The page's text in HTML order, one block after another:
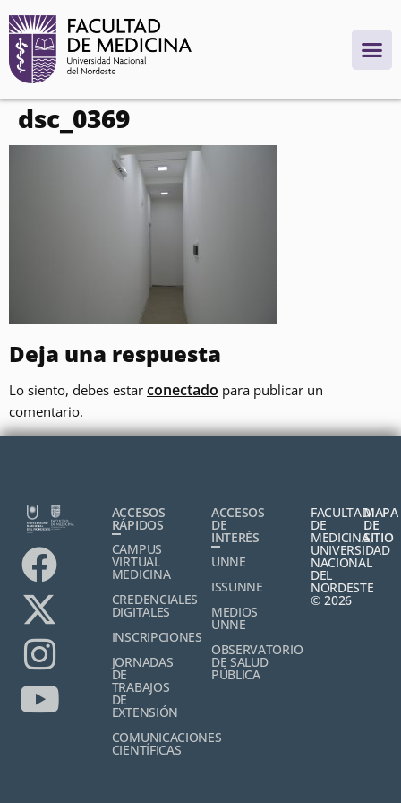
contenido
dsc_0369
Deja una respuesta
Lo siento, debes estar conectado para publicar un
comentario.
ACCESOS
RÁPIDOS
CAMPUS
VIRTUAL
MEDICINA
CREDENCIALES
DIGITALES
INSCRIPCIONES
JORNADAS
DE
TRABAJOS
DE
EXTENSIÓN
COMUNICACIONES
CIENTÍFICAS
ACCESOS
DE
INTERÉS
UNNE
ISSUNNE
MEDIOS
UNNE
OBSERVATORIO
DE SALUD
PÚBLICA
FACULTAD
DE
MEDICINA,
UNIVERSIDAD
NACIONAL
DEL
NORDESTE
© 2026
MAPA
DE
SITIO